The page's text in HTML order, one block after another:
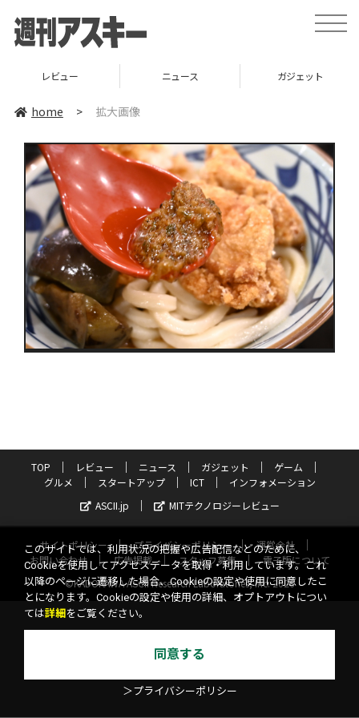
toggle
レビュー ニュース ガジェット
home > 拡大画像
TOP レビュー ニュース ガジェット
ゲーム
グルメ
スタートアップ ICT
インフォメーション
ASCII.jp
MITテクノロジーレビュー
サイトポリシー プライバシーポリシー
運営会社
お問い合わせ
広告掲載 スタッフ募集
電子版について
©KADOKAWA ASCII Research Laboratories, Inc. 2026
このサイトでは、利用状況の把握や広告配信などのために、
Cookieを使用してアクセスデータを取得・利用しています。これ
以降のページに遷移した場合、Cookieの設定や使用に同意したこ
とになります。Cookieの設定や使用の詳細、オプトアウトについ
ては詳細 をご覧ください。
同意する
＞プライバシーポリシー